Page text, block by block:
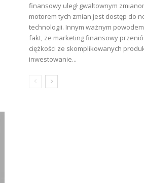
finansowy uległ gwałtownym
motorem tych zmian jest dostęp do
technologii. Innym ważnym
fakt, że marketing finansowy
ciężkości ze skomplikowanych
inwestowanie...